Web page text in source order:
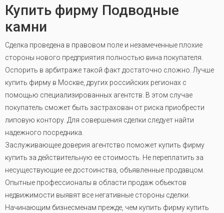
Купить фирму Подводные
камни
Сделка проведена в правовом поле и незамеченные плохие
стороны нового предприятия полностью вина покупателя.
Оспорить в арбитраже такой факт достаточно сложно. Лучше
купить фирму в Москве, других российских регионах с
помощью специализированных агентств. В этом случае
покупатель сможет быть застрахован от риска приобрести
липовую контору. Для совершения сделки следует найти
надежного посредника.
Заслуживающее доверия агентство поможет купить фирму
купить за действительную ее стоимость. Не переплатить за
несуществующие ее достоинства, объявленные продавцом.
Опытные профессионалы в области продаж объектов
недвижимости выявят все негативные стороны сделки.
Начинающим бизнесменам прежде, чем купить фирму купить